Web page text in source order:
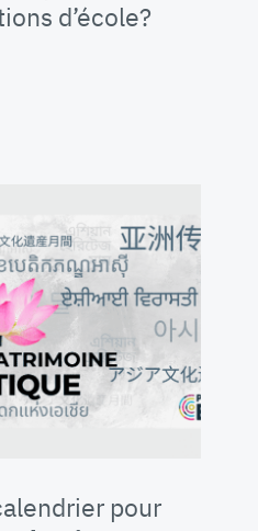
d’école?
pour